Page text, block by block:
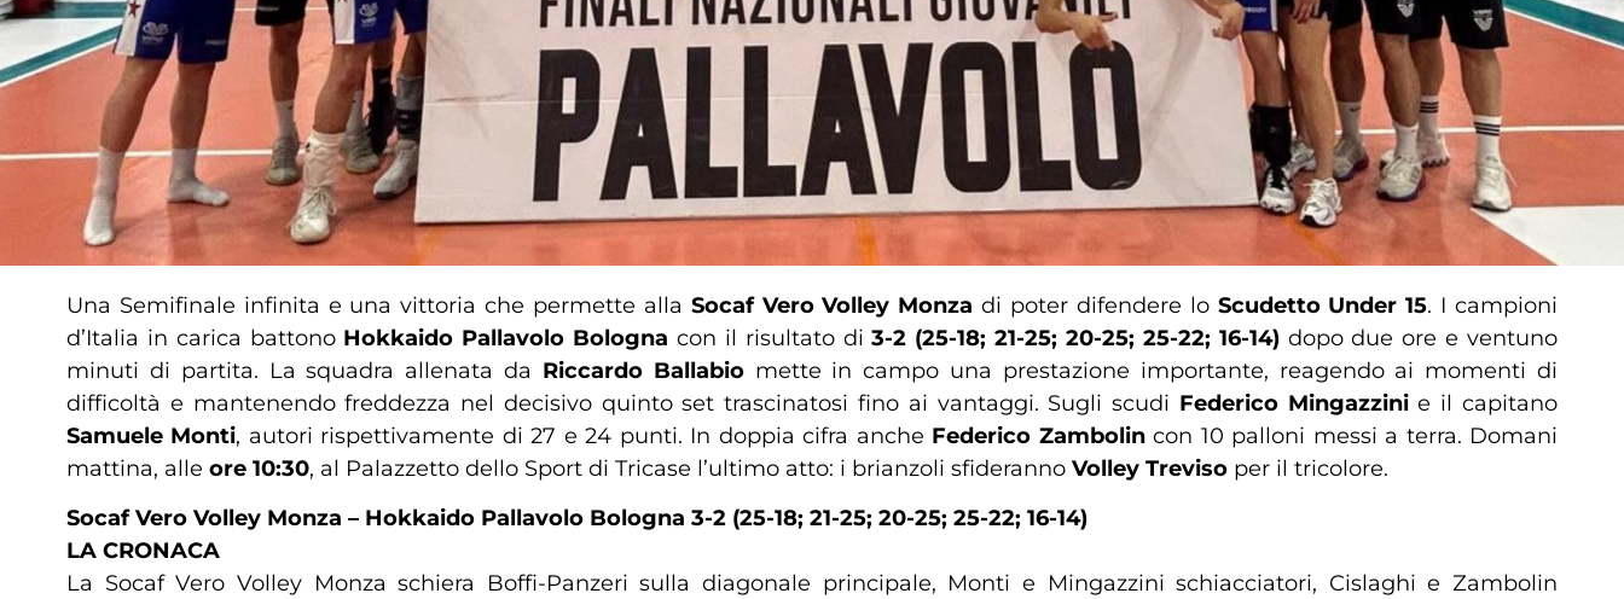
Una Semifinale infinita e una vittoria che permette alla Socaf Vero Volley Monza di poter difendere lo Scudetto Under 15. I campioni
d’Italia in carica battono Hokkaido Pallavolo Bologna con il risultato di3-2 (25-18; 21-25; 20-25; 25-22; 16-14)dopo due ore e ventuno
minuti di partita. La squadra allenata da Riccardo Ballabiomette in campo una prestazione importante, reagendo ai momenti di
difficoltà e mantenendo freddezza nel decisivo quinto set trascinatosi fino ai vantaggi. Sugli scudi Federico Mingazzinie il capitano
Samuele Monti, autori rispettivamente di 27 e 24 punti. In doppia cifra anche Federico Zambolincon 10 palloni messi a terra. Domani
mattina, alle ore 10:30, al Palazzetto dello Sport di Tricase l’ultimo atto: i brianzoli sfideranno Volley Treviso per il tricolore.
Socaf Vero Volley Monza – Hokkaido Pallavolo Bologna 3-2 (25-18; 21-25; 20-25; 25-22; 16-14)
LA CRONACA
La Socaf Vero Volley Monza schiera Boffi-Panzeri sulla diagonale principale, Monti e Mingazzini schiacciatori, Cislaghi e Zambolin